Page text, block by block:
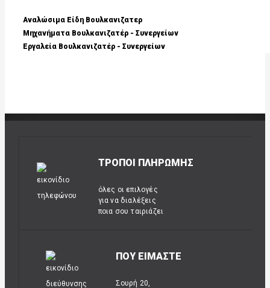
Αναλώσιμα Είδη Βουλκανιζατερ
Μηχανήματα Βουλκανιζατέρ - Συνεργείων
Εργαλεία Βουλκανιζατέρ - Συνεργείων
ΤΡΟΠΟΙ ΠΛΗΡΩΜΗΣ
όλες οι επιλογές
για να διαλέξεις
ποια σου ταιριάζει
ΠΟΥ ΕΙΜΑΣΤΕ
Σουρή 20,